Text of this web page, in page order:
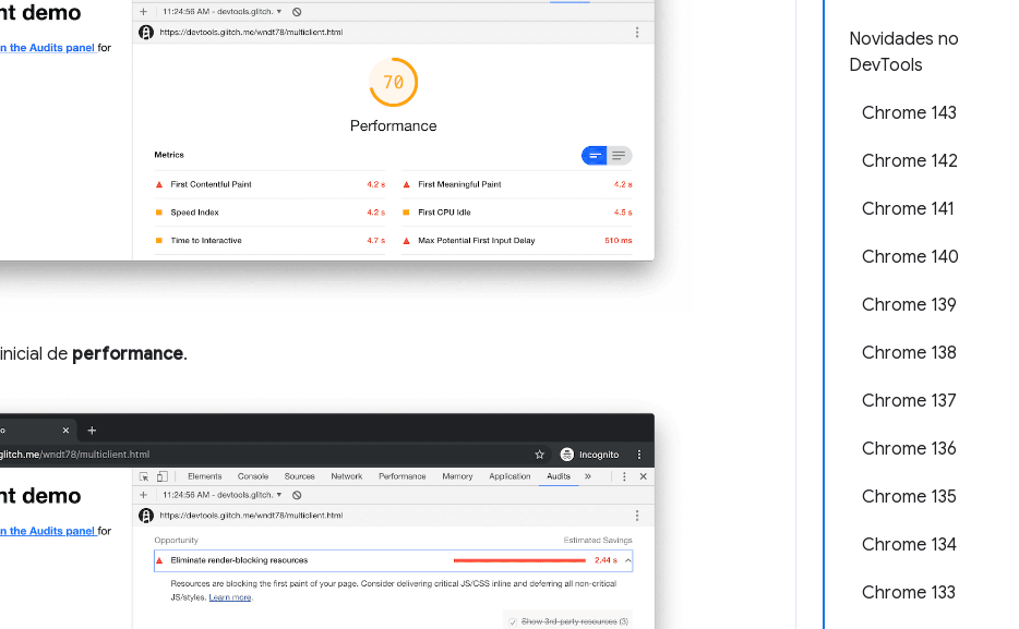
Novidades no
DevTools
Chrome 143
Chrome 142
Chrome 141
Chrome 140
Chrome 139
Chrome 138
Chrome 137
Chrome 136
Chrome 135
Chrome 134
Chrome 133
de performance.